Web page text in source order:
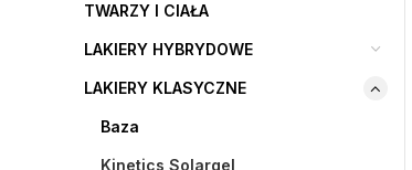
TWARZY I CIAŁA
LAKIERY HYBRYDOWE
LAKIERY KLASYCZNE
Baza
Kinetics Solargel